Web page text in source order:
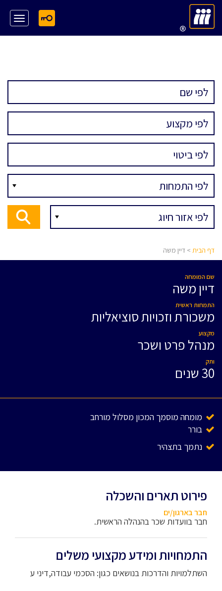
דף הבית > דיין משה
שם המומחה
דיין משה
התמחות ראשית
משכורת וזכויות סוציאליות
מקצוע
מנהל פרט ושכר
ותק
30 שנים
מומחה מוסמך המכון מסלול מורחב
בורר
נתמך בתצהיר
פירוט תארים והשכלה
חבר בארגון/ים
חבר בוועדות שכר בהנהלה הראשית.
התמחויות ומידע מקצועי משלים
השתלמויות והדרכות בנושאים כגון: הסכמי עבודה,דיני ע